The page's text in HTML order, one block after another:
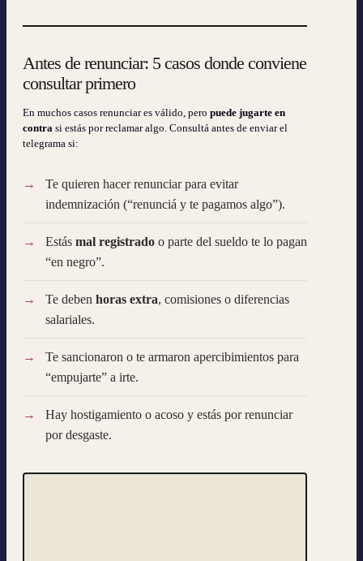
Antes de renunciar: 5 casos donde conviene
consultar primero
En muchos casos renunciar es válido, pero puede jugarte en
contra si estás por reclamar algo. Consultá antes de enviar el
telegrama si:
Te quieren hacer renunciar para evitar
indemnización (“renunciá y te pagamos algo”).
Estás mal registrado o parte del sueldo te lo pagan
“en negro”.
Te deben horas extra, comisiones o diferencias
salariales.
Te sancionaron o te armaron apercibimientos para
“empujarte” a irte.
Hay hostigamiento o acoso y estás por renunciar
por desgaste.